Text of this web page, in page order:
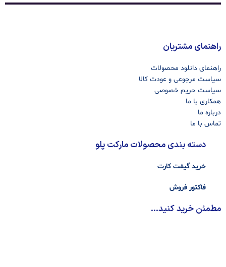
راهنمای مشتریان
راهنمای دانلود محصولات
سیاست مرجوعی و عودت کالا
سیاست حریم خصوصی
همکاری با ما
درباره ما
تماس با ما
دسته بندی محصولات مارکت پلو
خرید گیفت کارت
فاکتور فروش
مطمئن خرید کنید...